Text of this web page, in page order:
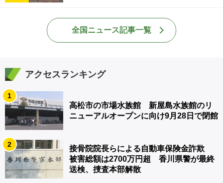
全国ニュース記事一覧
アクセスランキング
1
高松市の市場水族館 新屋島水族館のリ
ニューアルオープンに向け9月28日で閉館
2
接骨院院長らによる自動車保険金詐欺
被害総額は2700万円超 香川県警が最終
送検、捜査本部解散